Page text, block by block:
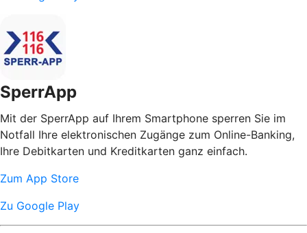
SperrApp
Mit der SperrApp auf Ihrem Smartphone sperren Sie im
Notfall Ihre elektronischen Zugänge zum Online-Banking,
Ihre Debitkarten und Kreditkarten ganz einfach.
Zum App Store
Zu Google Play